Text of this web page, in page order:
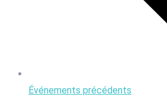
Événements précédents